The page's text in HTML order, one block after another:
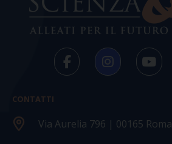
CONTATTI
Via Aurelia 796 | 00165 Roma